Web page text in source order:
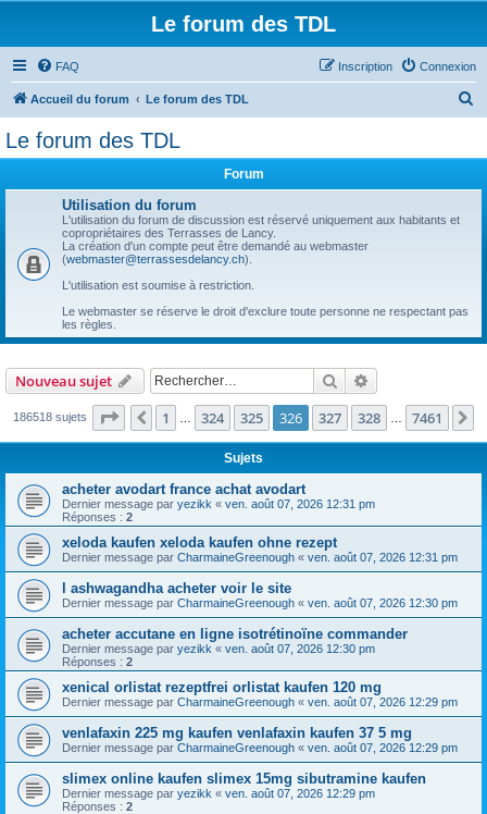
Le forum des TDL
FAQ Connexion
Inscription
Accueil du forum Le forum des TDL
Le forum des TDL
Forum
Utilisation du forum
L'utilisation du forum de discussion est réservé uniquement aux habitants et
copropriétaires des Terrasses de Lancy.
La création d'un compte peut être demandé au webmaster
(webmaster@terrassesdelancy.ch).
L'utilisation est soumise à restriction.
Le webmaster se réserve le droit d'exclure toute personne ne respectant pas
les règles.
Nouveau sujet Rechercher
186518 sujets Page 326 sur7461
Précédent
1 324 325 326 327 328 7461
Sujets
acheter avodart france achat avodart
Dernier message par yezikk « ven. août 07, 2026 12:31 pm
Réponses : 2
xeloda kaufen xeloda kaufen ohne rezept
Dernier message par CharmaineGreenough « ven. août 07, 2026 12:31 pm
l ashwagandha acheter voir le site
Dernier message par CharmaineGreenough « ven. août 07, 2026 12:30 pm
acheter accutane en ligne isotrétinoïne commander
Dernier message par yezikk « ven. août 07, 2026 12:30 pm
Réponses : 2
xenical orlistat rezeptfrei orlistat kaufen 120 mg
Dernier message par CharmaineGreenough « ven. août 07, 2026 12:29 pm
venlafaxin 225 mg kaufen venlafaxin kaufen 37 5 mg
Dernier message par CharmaineGreenough « ven. août 07, 2026 12:29 pm
slimex online kaufen slimex 15mg sibutramine kaufen
Dernier message par yezikk « ven. août 07, 2026 12:29 pm
Réponses : 2